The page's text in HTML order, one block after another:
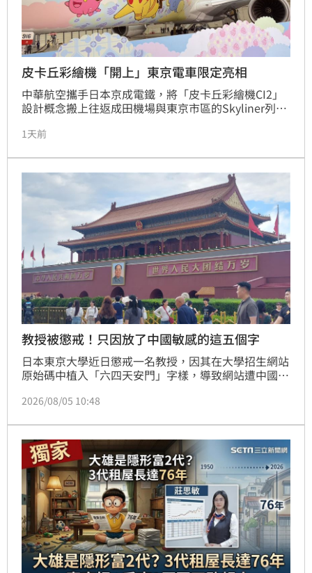
皮卡丘彩繪機「開上」東京電車限定亮相
中華航空攜手日本京成電鐵，將「皮卡丘彩繪機CI2」
設計概念搬上往返成田機場與東京市區的Skyliner列
彩繪列車，能與車身上13隻寶可夢共度旅程。
1天前
教授被懲戒！只因放了中國敏感的這五個字
日本東京大學近日懲戒一名教授，因其在大學招生網站
原始碼中植入「六四天安門」字樣，導致網站遭中國網
關注，推測該教授意在阻擋中國留學生。雖然校方基於
方學界對於中國留學生背後的敏感技術外流與國家安全
焦慮。他認為，此事件最荒謬之處在於中國過度嚴密的
審查機制，使得「六四天安門」成為影響國際資訊流通
的敏感詞。該事件不僅突顯學術自由與政治審查的衝
突，更揭示了全球高等教育界在面對國際地緣政治風險
時，正面臨日益複雜的挑戰與道德兩難。
2026/08/05 10:48